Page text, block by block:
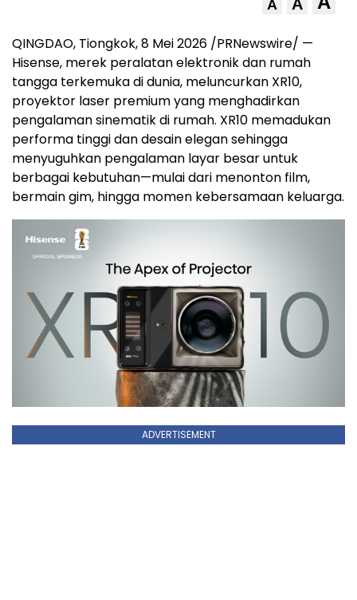
A A
QINGDAO, Tiongkok, 8 Mei 2026 /PRNewswire/ —
Hisense, merek peralatan elektronik dan rumah
tangga terkemuka di dunia, meluncurkan XR10,
proyektor laser premium yang menghadirkan
pengalaman sinematik di rumah. XR10 memadukan
performa tinggi dan desain elegan sehingga
menyuguhkan pengalaman layar besar untuk
berbagai kebutuhan—mulai dari menonton film,
bermain gim, hingga momen kebersamaan keluarga.
ADVERTISEMENT